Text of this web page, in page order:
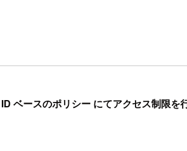
ベースのポリシー にてアクセス制限を